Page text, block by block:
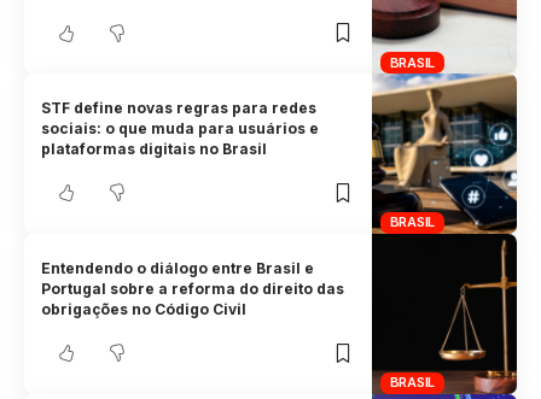
BRASIL
BRASIL
STF define novas regras para redes
sociais: o que muda para usuários e
plataformas digitais no Brasil
BRASIL
Entendendo o diálogo entre Brasil e
Portugal sobre a reforma do direito das
obrigações no Código Civil